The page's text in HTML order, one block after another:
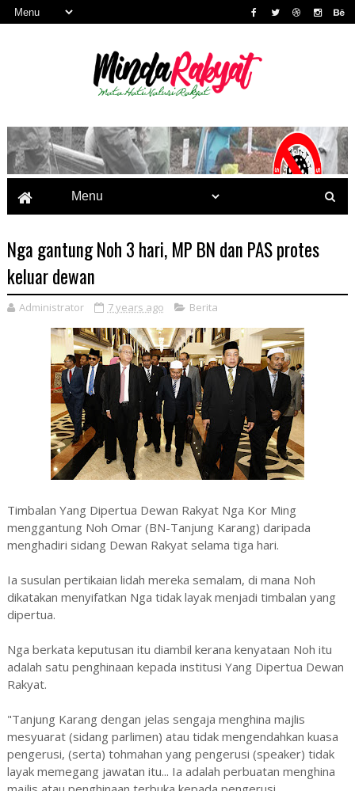
Nga gantung Noh 3 hari, MP BN dan PAS protes
keluar dewan
Administrator 7 years ago Berita
Timbalan Yang Dipertua Dewan Rakyat Nga Kor Ming
menggantung Noh Omar (BN-Tanjung Karang) daripada
menghadiri sidang Dewan Rakyat selama tiga hari.
Ia susulan pertikaian lidah mereka semalam, di mana Noh
dikatakan menyifatkan Nga tidak layak menjadi timbalan yang
dipertua.
Nga berkata keputusan itu diambil kerana kenyataan Noh itu
adalah satu penghinaan kepada institusi Yang Dipertua Dewan
Rakyat.
"Tanjung Karang dengan jelas sengaja menghina majlis
mesyuarat (sidang parlimen) atau tidak mengendahkan kuasa
pengerusi, (serta) tohmahan yang pengerusi (speaker) tidak
layak memegang jawatan itu... Ia adalah perbuatan menghina